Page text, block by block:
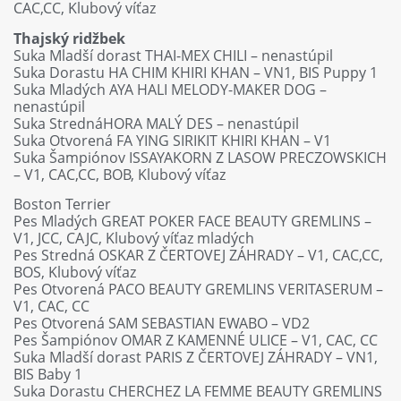
CAC,CC, Klubový víťaz
Thajský ridžbek
Suka Mladší dorast THAI-MEX CHILI – nenastúpil
Suka Dorastu HA CHIM KHIRI KHAN – VN1, BIS Puppy 1
Suka Mladých AYA HALI MELODY-MAKER DOG –
nenastúpil
Suka StrednáHORA MALÝ DES – nenastúpil
Suka Otvorená FA YING SIRIKIT KHIRI KHAN – V1
Suka Šampiónov ISSAYAKORN Z LASOW PRECZOWSKICH
– V1, CAC,CC, BOB, Klubový víťaz
Boston Terrier
Pes Mladých GREAT POKER FACE BEAUTY GREMLINS –
V1, JCC, CAJC, Klubový víťaz mladých
Pes Stredná OSKAR Z ČERTOVEJ ZÁHRADY – V1, CAC,CC,
BOS, Klubový víťaz
Pes Otvorená PACO BEAUTY GREMLINS VERITASERUM –
V1, CAC, CC
Pes Otvorená SAM SEBASTIAN EWABO – VD2
Pes Šampiónov OMAR Z KAMENNÉ ULICE – V1, CAC, CC
Suka Mladší dorast PARIS Z ČERTOVEJ ZÁHRADY – VN1,
BIS Baby 1
Suka Dorastu CHERCHEZ LA FEMME BEAUTY GREMLINS